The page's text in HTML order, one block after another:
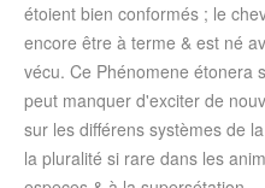
étoient bien conformés ; le
encore être à terme & est né
vécu. Ce Phénomene étonera
peut manquer d'exciter de
sur les différens systèmes de
la pluralité si rare dans les